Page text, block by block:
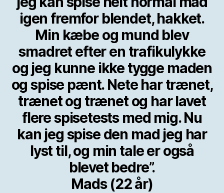
igen fremfor blendet, hakket.
Min kæbe og mund blev
smadret efter en trafikulykke
og jeg kunne ikke tygge maden
og spise pænt. Nete har trænet,
trænet og trænet og har lavet
flere spisetests med mig. Nu
kan jeg spise den mad jeg har
lyst til, og min tale er også
blevet bedre”.
Mads (22 år)